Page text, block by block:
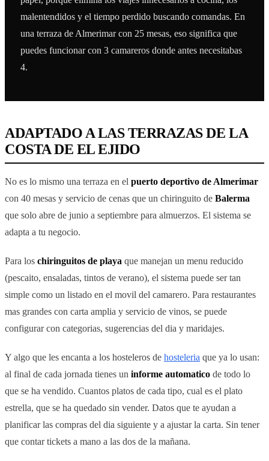
malentendidos y el tiempo perdido buscando comandas. En
una terraza de Almerimar con 25 mesas, eso significa que
puedes funcionar con 3 camareros donde antes necesitabas
4.
ADAPTADO A LAS TERRAZAS DE LA
COSTA DE EL EJIDO
No es lo mismo una terraza en el puerto deportivo de Almerimar
con 40 mesas y servicio de cenas que un chiringuito de Balerma
que solo abre de junio a septiembre para almuerzos. El sistema se
adapta a tu negocio.
Para los chiringuitos de playa que manejan un menu reducido
(pescaito, ensaladas, tintos de verano), el sistema puede ser tan
simple como un listado en el movil del camarero. Para restaurantes
mas grandes con carta amplia y servicio de vinos, se puede
configurar con categorias, sugerencias del dia y maridajes.
Y algo que les encanta a los hosteleros de hosteleria que ya lo usan:
al final de cada jornada tienes un informe automatico de todo lo
que se ha vendido. Cuantos platos de cada tipo, cual es el plato
estrella, que se ha quedado sin vender. Datos que te ayudan a
planificar las compras del dia siguiente y a ajustar la carta. Sin tener
que contar tickets a mano a las dos de la mañana.